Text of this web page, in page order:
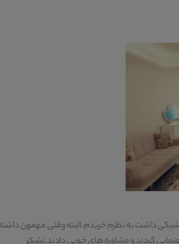
وقتی مهمون داشته باشم اینکه تختخواب